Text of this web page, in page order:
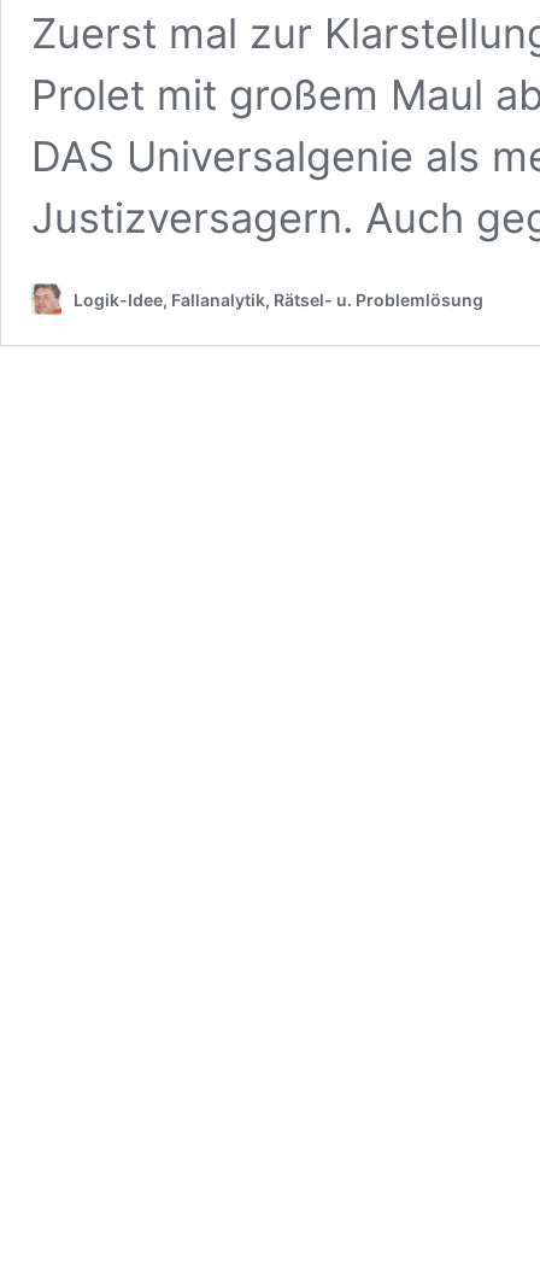
Zuerst mal zur
Prolet mit großem Maul
DAS Universalgenie als
Justizversagern. Auch
Logik-Idee, Fallanalytik, Rätsel- u. Problemlösung